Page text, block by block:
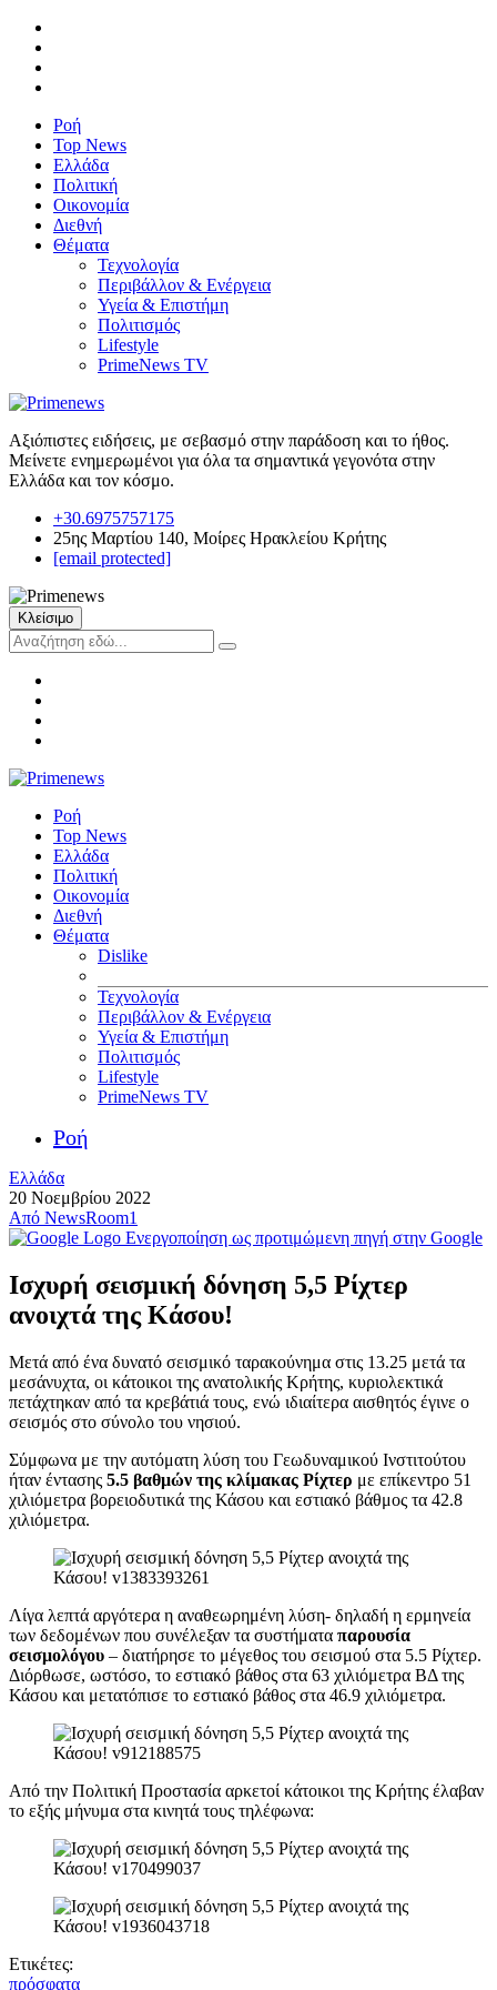
Ροή
Top News
Ελλάδα
Πολιτική
Οικονομία
Διεθνή
Θέματα
Τεχνολογία
Περιβάλλον & Ενέργεια
Υγεία & Επιστήμη
Πολιτισμός
Lifestyle
PrimeNews TV
Αξιόπιστες ειδήσεις, με σεβασμό στην παράδοση και το ήθος.
Μείνετε ενημερωμένοι για όλα τα σημαντικά γεγονότα στην
Ελλάδα και τον κόσμο.
+30.6975757175
25ης Μαρτίου 140, Μοίρες Ηρακλείου Κρήτης
[email protected]
Κλείσιμο
Ροή
Top News
Ελλάδα
Πολιτική
Οικονομία
Διεθνή
Θέματα
Dislike
Τεχνολογία
Περιβάλλον & Ενέργεια
Υγεία & Επιστήμη
Πολιτισμός
Lifestyle
PrimeNews TV
Ροή
Ελλάδα
20 Νοεμβρίου 2022
Από NewsRoom1
Ενεργοποίηση ως προτιμώμενη πηγή στην Google
Ισχυρή σεισμική δόνηση 5,5 Ρίχτερ
ανοιχτά της Κάσου!
Μετά από ένα δυνατό σεισμικό ταρακούνημα στις 13.25 μετά τα
μεσάνυχτα, οι κάτοικοι της ανατολικής Κρήτης, κυριολεκτικά
πετάχτηκαν από τα κρεβάτιά τους, ενώ ιδιαίτερα αισθητός έγινε ο
σεισμός στο σύνολο του νησιού.
Σύμφωνα με την αυτόματη λύση του Γεωδυναμικού Ινστιτούτου
ήταν έντασης 5.5 βαθμών της κλίμακας Ρίχτερ με επίκεντρο 51
χιλιόμετρα βορειοδυτικά της Κάσου και εστιακό βάθμος τα 42.8
χιλιόμετρα.
Λίγα λεπτά αργότερα η αναθεωρημένη λύση- δηλαδή η ερμηνεία
των δεδομένων που συνέλεξαν τα συστήματα παρουσία
σεισμολόγου – διατήρησε το μέγεθος του σεισμού στα 5.5 Ρίχτερ.
Διόρθωσε, ωστόσο, το εστιακό βάθος στα 63 χιλιόμετρα ΒΔ της
Κάσου και μετατόπισε το εστιακό βάθος στα 46.9 χιλιόμετρα.
Από την Πολιτική Προστασία αρκετοί κάτοικοι της Κρήτης έλαβαν
το εξής μήνυμα στα κινητά τους τηλέφωνα:
Ετικέτες:
πρόσφατα